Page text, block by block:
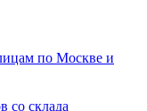
по Москве и
со склада